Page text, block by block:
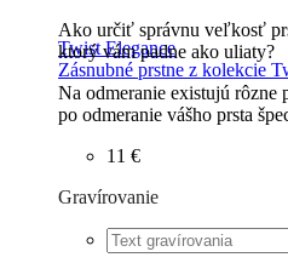
Twist Elegance
Zásnubné prstne z kolekcie
Ako určiť správnu veľkosť
ktorý vám padne ako uliaty?
Na odmeranie existujú rôzne
po odmeranie vášho prsta
11 €
Gravírovanie